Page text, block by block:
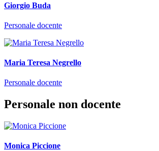
Giorgio Buda
Personale docente
Maria Teresa Negrello
Personale docente
Personale non docente
Monica Piccione